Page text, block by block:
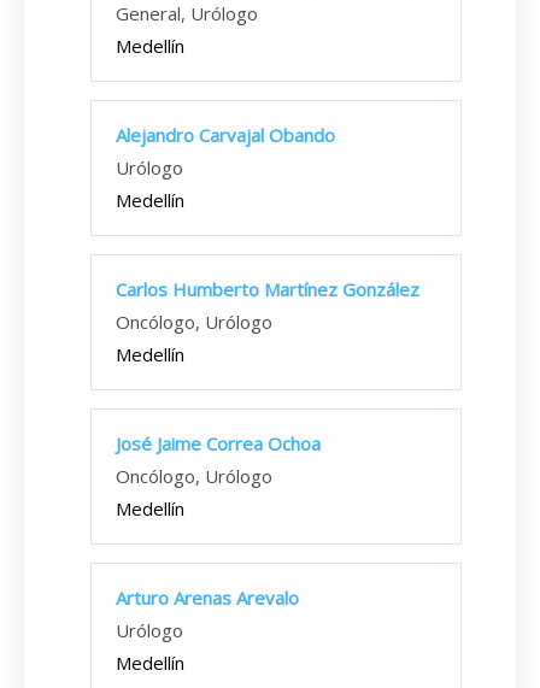
General, Urólogo
Medellín
Alejandro Carvajal Obando
Urólogo
Medellín
Carlos Humberto Martínez González
Oncólogo, Urólogo
Medellín
José Jaime Correa Ochoa
Oncólogo, Urólogo
Medellín
Arturo Arenas Arevalo
Urólogo
Medellín